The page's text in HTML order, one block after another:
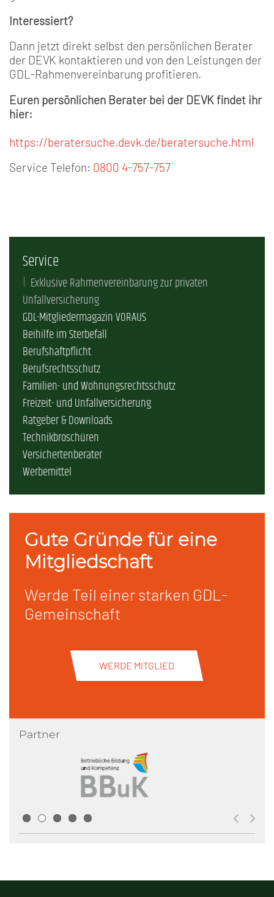
Interessiert?
Dann jetzt direkt selbst den persönlichen Berater
der DEVK kontaktieren und von den Leistungen der
GDL-Rahmenvereinbarung profitieren.
Euren persönlichen Berater bei der DEVK findet ihr
hier:
https://beratersuche.devk.de/beratersuche.html
Service Telefon: 0800 4-757-757
Service
Exklusive Rahmenvereinbarung zur privaten
Unfallversicherung
GDL-Mitgliedermagazin VORAUS
Beihilfe im Sterbefall
Berufshaftpflicht
Berufsrechtsschutz
Familien- und Wohnungsrechtsschutz
Freizeit- und Unfallversicherung
Ratgeber & Downloads
Technikbroschüren
Versichertenberater
Werbemittel
Gute Gründe für eine
Mitgliedschaft
Werde Teil einer starken GDL-
Gemeinschaft
WERDE MITGLIED
Partner